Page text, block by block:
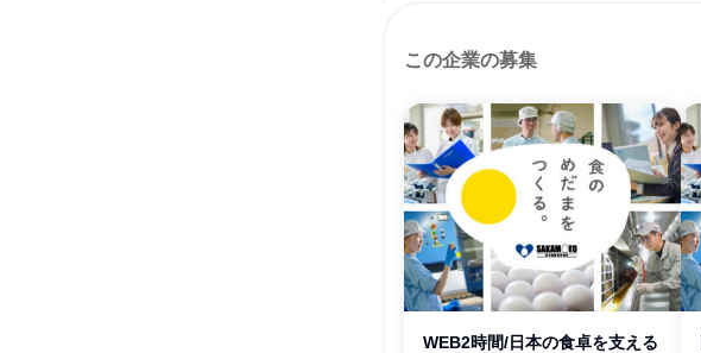
この企業の募集
WEB2時間/日本の食卓を支える